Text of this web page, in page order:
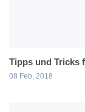
Tipps und Tricks
08 Feb, 2018